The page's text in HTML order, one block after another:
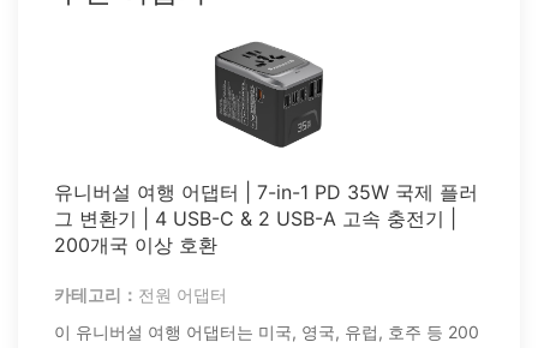
유니버설 여행 어댑터 | 7-in-1 PD 35W 국제 플러
그 변환기 | 4 USB-C & 2 USB-A 고속 충전기 |
200개국 이상 호환
카테고리： 전원 어댑터
이 유니버설 여행 어댑터는 미국, 영국, 유럽, 호주 등 200